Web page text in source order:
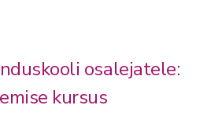
osalejatele:
kursus